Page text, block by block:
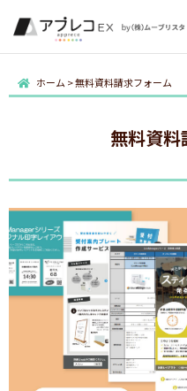
ホーム >無料資料請求フォーム
無料資料